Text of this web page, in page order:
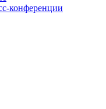
конференции